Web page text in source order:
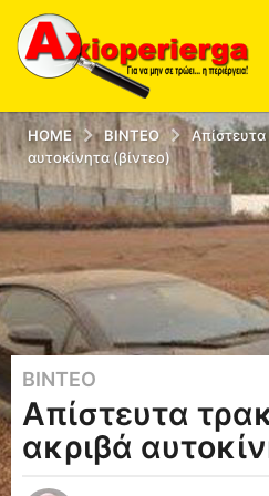
HOME ΒΊΝΤΕΟ
αυτοκίνητα (βίντεο)
1
0
τ
ΒΊΝΤΕΟ
Απίστευτα
ακριβά